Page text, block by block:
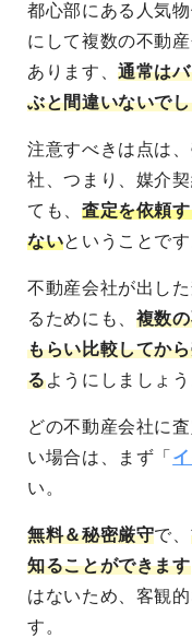
都心部にある人気
にして複数の不動
あります、通常は
ぶと間違いないで
注意すべきは点は
社、つまり、媒介
ても、 査定を依頼
ないということです
不動産会社が出し
るためにも、 複数
もらい比較してか
るようにしましょう
どの不動産会社に
い場合は、まず「
い。
無料＆秘密厳守で、
知ることができます
はないため、客観
す。